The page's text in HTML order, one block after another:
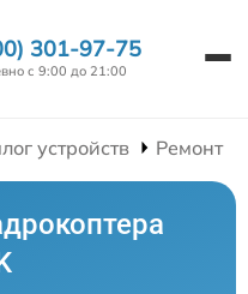
301-97-75
с 9:00 до 21:00
устройств Ремонт